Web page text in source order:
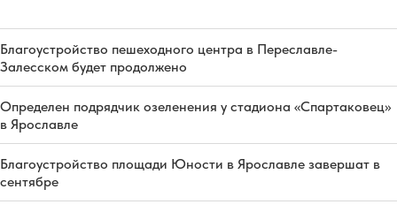
Благоустройство пешеходного центра в Переславле-
Залесском будет продолжено
Определен подрядчик озеленения у стадиона «Спартаковец»
в Ярославле
Благоустройство площади Юности в Ярославле завершат в
сентябре